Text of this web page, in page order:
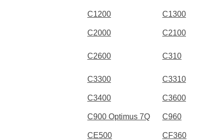
C1200 C1300
C2000 C2100
C2600 C310
C3300 C3310
C3400 C3600
C900 Optimus 7Q C960
CE500 CF360